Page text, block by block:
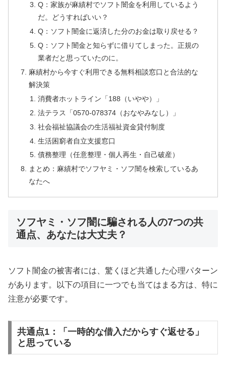
Q：家族が麻績村でソフト闇金を利用しているよう
だ。どうすればいい？
Q：ソフト闇金に返済した分のお金は取り戻せる？
Q：ソフト闇金と知らずに借りてしまった。正規の
業者だと思っていたのに。
麻績村から今すぐ利用できる無料相談窓口と合法的な
解決策
消費者ホットライン「188（いやや）」
法テラス「0570-078374（おなやみなし）」
社会福祉協議会の生活福祉資金貸付制度
生活困窮者自立支援窓口
債務整理（任意整理・個人再生・自己破産）
まとめ：麻績村でソフヤミ・ソフ闇を検索しているあ
なたへ
ソフヤミ・ソフ闇に騙される人の7つの共
通点、あなたは大丈夫？
ソフト闇金の被害者には、驚くほど共通した心理パターン
があります。以下の項目に一つでも当てはまる方は、特に
注意が必要です。
共通点1：「一時的な借入だからすぐ返せる」
と思っている